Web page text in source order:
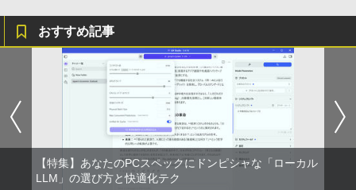
【お買い物マラソ開催中！P最大31.5%還
元】5年保証/Type-C/100Hz 24インチ モ
ニター USB-C IPSパネル スピーカー内蔵
HDR10 Adaptive Sync VESA対応 チル
ト調整可 オフィス用PCモニター フレー
ムレス Type-C/HDMIポート 高画質 FHD
フルHD 液晶モニター Minifire MF24X3C
代は神様から与えられた特別な時間 （幻
￥1,034
￥1,964
Xiaomi シャオミ REDMI Buds 8 Lite ワイヤ
レスイヤホン Bluetooth 5.4 ノイズキャンセ
リング ANC 36時間再生
￥2,980
￥2,009
版ビッグガンガンコミックス)
￥810
おすすめ記事
【特集】あなたのPCスペックにドンピシャな「ローカル
LLM」の選び方と快適化テク